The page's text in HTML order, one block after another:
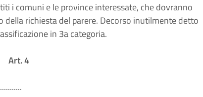
i comuni e le province interessate, che dovranno
richiesta del parere. Decorso inutilmente detto
in 3a categoria.
Art. 4